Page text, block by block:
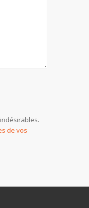
de vos